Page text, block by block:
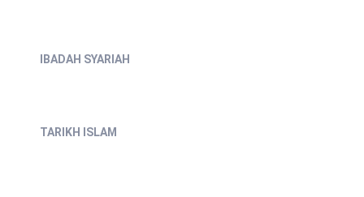
IBADAH SYARIAH
TARIKH ISLAM